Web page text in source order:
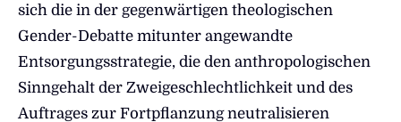
sich die in der gegenwärtigen theologischen
Gender-Debatte mitunter angewandte
Entsorgungsstrategie, die den anthropologischen
Sinngehalt der Zweigeschlechtlichkeit und des
Auftrages zur Fortpflanzung neutralisieren